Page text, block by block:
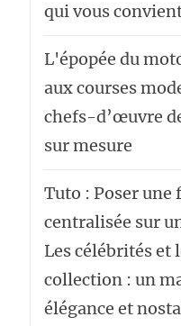
qui vous
L'épopée du
aux courses
chefs-d’œuvre
sur mesure
Tuto : Poser une
centralisée sur
Les célébrités et
collection : un
élégance et